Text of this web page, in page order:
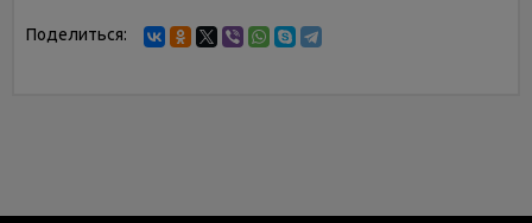
Поделиться: